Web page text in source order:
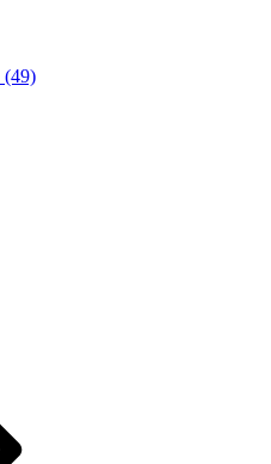
(49)